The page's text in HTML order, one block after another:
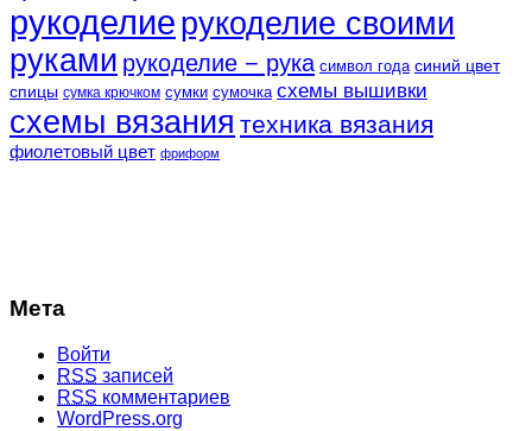
рукоделие рукоделие своими
руками рукоделие − рука символ года синий цвет
спицы сумка крючком сумки сумочка схемы вышивки
схемы вязания техника вязания
фиолетовый цвет фриформ
Мета
Войти
RSS записей
RSS комментариев
WordPress.org